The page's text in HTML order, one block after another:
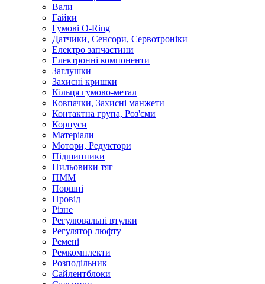
Вали
Гайки
Гумові O-Ring
Датчики, Сенсори, Сервотроніки
Електро запчастини
Електронні компоненти
Заглушки
Захисні кришки
Кільця гумово-метал
Ковпачки, Захисні манжети
Контактна група, Роз'єми
Корпуси
Матеріали
Мотори, Редуктори
Підшипники
Пильовики тяг
ПММ
Поршні
Провід
Різне
Регулювальні втулки
Регулятор люфту
Ремені
Ремкомплекти
Розподільник
Сайлентблоки